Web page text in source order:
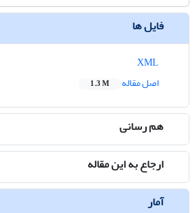
فایل ها
اصل مقاله
1.3 M
هم رسانی
ارجاع به این مقاله
آمار